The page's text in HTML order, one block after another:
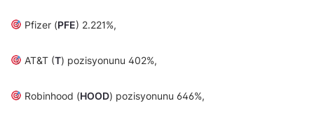
Pfizer (PFE) 2.221%,
AT&T (T) pozisyonunu 402%,
Robinhood (HOOD) pozisyonunu 646%,